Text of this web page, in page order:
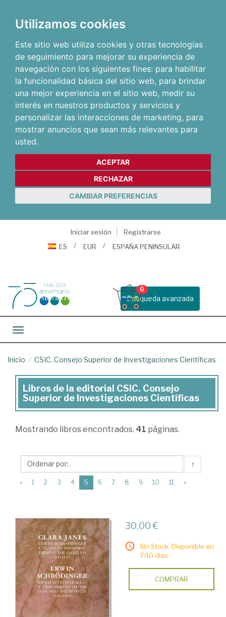
Utilizamos cookies
Este sitio web utiliza cookies y otras tecnologías
de seguimiento para mejorar su experiencia de
navegación con los siguientes fines: para habilitar
la funcionalidad básica del sitio web, para brindar
una mejor experiencia en el sitio web, medir su
interés en nuestros productos y servicios y
personalizar las interacciones de marketing, para
mostrar anuncios que sean más relevantes para
usted.
ACEPTAR
RECHAZAR
CAMBIAR PREFERENCIAS
Iniciar sesión
Registrarse
ES
EUR ESPAÑA PENINSULAR
Busqueda avanzada
0
Toggle navigation
Inicio CSIC. Consejo Superior de Investigaciones Científicas
Libros
de
la
CSIC.
Consejo
Superior
Investigaciones
Científicas
Libros de la editorial CSIC. Consejo
Superior de Investigaciones Científicas
Mostrando libros encontrados. 41 páginas.
↑
« 1 2 3 4 5 (current)
6 7 8 9 10 11 »
30,00 €
Sin Stock. Disponible en
7/10 días.
COMPRAR